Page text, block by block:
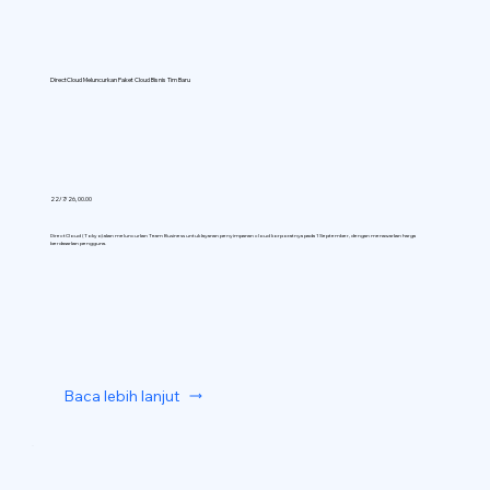
DirectCloud Meluncurkan Paket Cloud Bisnis Tim Baru
22/7/26, 00.00
DirectCloud (Tokyo) akan meluncurkan Team Business untuk layanan penyimpanan cloud korporatnya pada 1 September, dengan menawarkan harga
berdasarkan pengguna.
Baca lebih lanjut